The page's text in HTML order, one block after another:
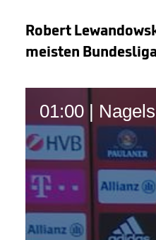
Robert
meisten
01:00 |